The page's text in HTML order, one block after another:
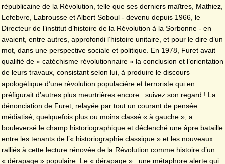
républicaine de la Révolution, telle que ses derniers maîtres, Mathiez,
Lefebvre, Labrousse et Albert Soboul - devenu depuis 1966, le
Directeur de l’institut d’histoire de la Révolution à la Sorbonne - en
avaient, entre autres, approfondi l’histoire unitaire, et pour le dire d’un
mot, dans une perspective sociale et politique. En 1978, Furet avait
qualifié de « catéchisme révolutionnaire » la conclusion et l’orientation
de leurs travaux, consistant selon lui, à produire le discours
apologétique d’une révolution populacière et terroriste qui en
préfigurait d’autres plus meurtrières encore : suivez son regard ! La
dénonciation de Furet, relayée par tout un courant de pensée
médiatisé, quelquefois plus ou moins classé « à gauche », a
bouleversé le champ historiographique et déclenché une âpre bataille
entre les tenants de l’« historiographie classique » et les nouveaux
ralliés à cette lecture rénovée de la Révolution comme histoire d’un
« dérapage » populaire. Le « dérapage » : une métaphore alerte qui